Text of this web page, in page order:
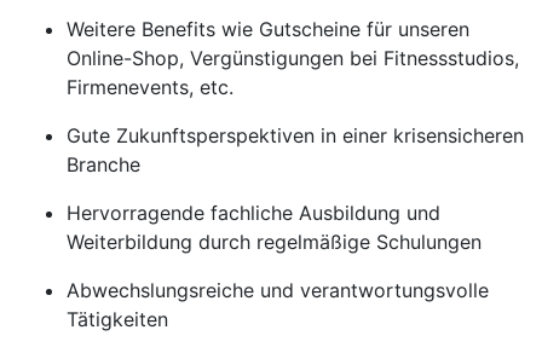
Weitere Benefits wie Gutscheine für unseren
Online-Shop, Vergünstigungen bei Fitnessstudios,
Firmenevents, etc.
Gute Zukunftsperspektiven in einer krisensicheren
Branche
Hervorragende fachliche Ausbildung und
Weiterbildung durch regelmäßige Schulungen
Abwechslungsreiche und verantwortungsvolle
Tätigkeiten